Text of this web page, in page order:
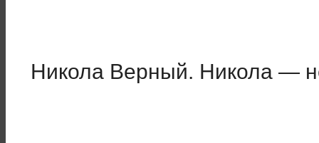
Никола Верный. Никола —